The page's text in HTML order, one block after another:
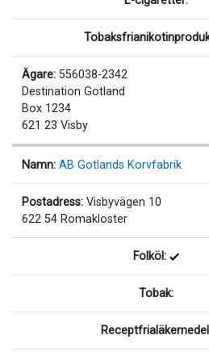
Ägare: 556038-2342
Destination Gotland
Box 1234
621 23 Visby
Namn: AB Gotlands Korvfabrik
Postadress: Visbyvägen 10
622 54 Romakloster
Folköl:
Tobak: